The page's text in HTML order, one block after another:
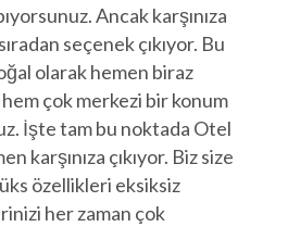
Ancak karşınıza
seçenek çıkıyor. Bu
olarak hemen biraz
hem çok merkezi bir konum
İşte tam bu noktada Otel
karşınıza çıkıyor. Biz size
özellikleri eksiksiz
her zaman çok